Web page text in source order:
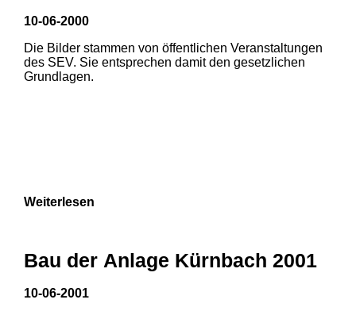
10-06-2000
Die Bilder stammen von öffentlichen Veranstaltungen
des SEV. Sie entsprechen damit den gesetzlichen
Grundlagen.
Weiterlesen
Bau der Anlage Kürnbach 2001
10-06-2001